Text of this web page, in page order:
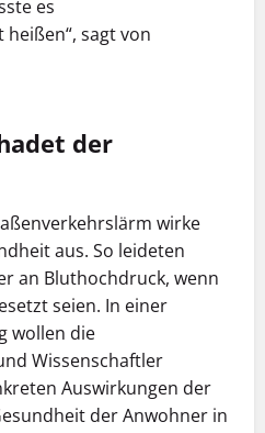
es
sagt von
der
wirke
aus. So leideten
an Bluthochdruck, wenn
seien. In einer
wollen die
Wissenschaftler
Auswirkungen der
der Anwohner in